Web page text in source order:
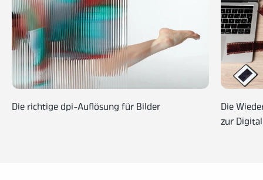
Die richtige dpi-Auflösung für Bilder
Die
zur